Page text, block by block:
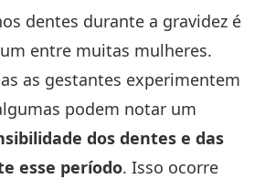
dentes durante a gravidez é
entre muitas mulheres.
as gestantes experimentem
podem notar um
dos dentes e das
esse período. Isso ocorre